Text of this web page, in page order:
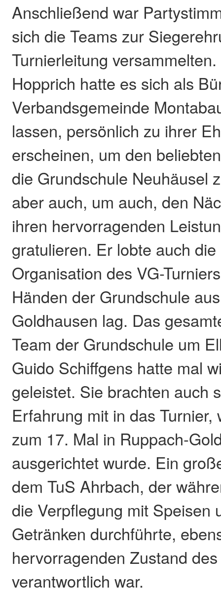
Anschließend war
sich die Teams zur
Turnierleitung
Hopprich hatte es sich als
Verbandsgemeinde
lassen, persönlich zu ihrer
erscheinen, um den
die Grundschule Neuhäusel
aber auch, um auch, den
ihren hervorragenden
gratulieren. Er lobte auch
Organisation des VG-
Händen der Grundschule
Goldhausen lag. Das
Team der Grundschule um
Guido Schiffgens hatte mal
geleistet. Sie brachten auch
Erfahrung mit in das Turnier,
zum 17. Mal in Ruppach-
ausgerichtet wurde. Ein
dem TuS Ahrbach, der
die Verpflegung mit Speisen
Getränken durchführte,
hervorragenden Zustand
verantwortlich war.